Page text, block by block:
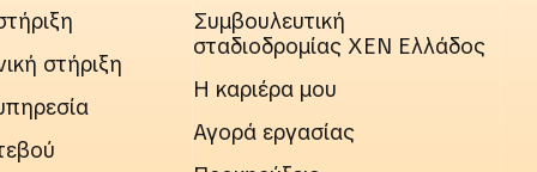
στήριξη
Συμβουλευτική
σταδιοδρομίας ΧΕΝ Ελλάδος
Η καριέρα μου
Αγορά εργασίας